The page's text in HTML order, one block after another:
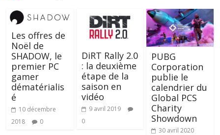
Les offres de
Noël de
SHADOW, le
premier PC
gamer
dématérialis
é
10 décembre
2018
0
DiRT Rally 2.0
: la deuxième
étape de la
saison en
vidéo
9 avril 2019
0
PUBG
Corporation
publie le
calendrier du
Global PCS
Charity
Showdown
30 avril 2020